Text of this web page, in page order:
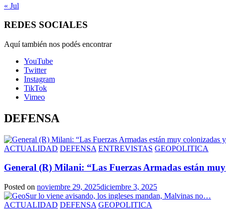
« Jul
REDES SOCIALES
Aquí también nos podés encontrar
YouTube
Twitter
Instagram
TikTok
Vimeo
DEFENSA
ACTUALIDAD DEFENSA ENTREVISTAS GEOPOLITICA
General (R) Milani: “Las Fuerzas Armadas están
Posted on noviembre 29, 2025diciembre 3, 2025
ACTUALIDAD DEFENSA GEOPOLITICA